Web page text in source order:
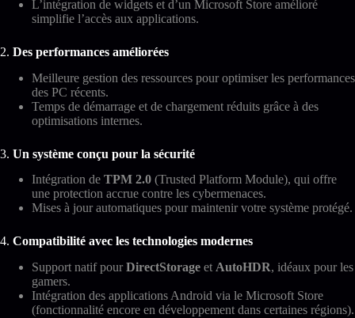
L’intégration de widgets et d’un Microsoft Store amélioré
simplifie l’accès aux applications.
2. Des performances améliorées
Meilleure gestion des ressources pour optimiser les performances
des PC récents.
Temps de démarrage et de chargement réduits grâce à des
optimisations internes.
3. Un système conçu pour la sécurité
Intégration de TPM 2.0 (Trusted Platform Module), qui offre
une protection accrue contre les cybermenaces.
Mises à jour automatiques pour maintenir votre système protégé.
4. Compatibilité avec les technologies modernes
Support natif pourDirectStorage et AutoHDR, idéaux pour les
gamers.
Intégration des applications Android via le Microsoft Store
(fonctionnalité encore en développement dans certaines régions).